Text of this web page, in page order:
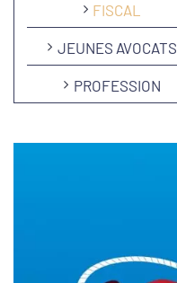
FISCAL
JEUNES AVOCATS
PROFESSION